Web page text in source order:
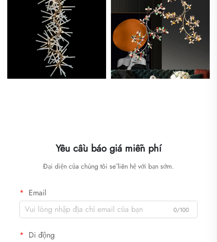
Yêu cầu báo giá miễn phí
Đại diện của chúng tôi sẽ liên hệ với bạn sớm.
Email
0/100
Di động